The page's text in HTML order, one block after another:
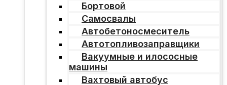
Бортовой
Самосвалы
Автобетоносмеситель
Автотопливозаправщики
Вакуумные и илососные
машины
Вахтовый автобус